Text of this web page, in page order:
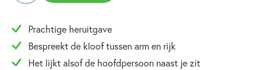
Prachtige heruitgave
Bespreekt de kloof tussen arm en rijk
Het lijkt alsof de hoofdpersoon naast je zit